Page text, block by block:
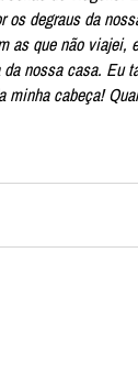
degraus da
que não
nossa casa.
cabeça!